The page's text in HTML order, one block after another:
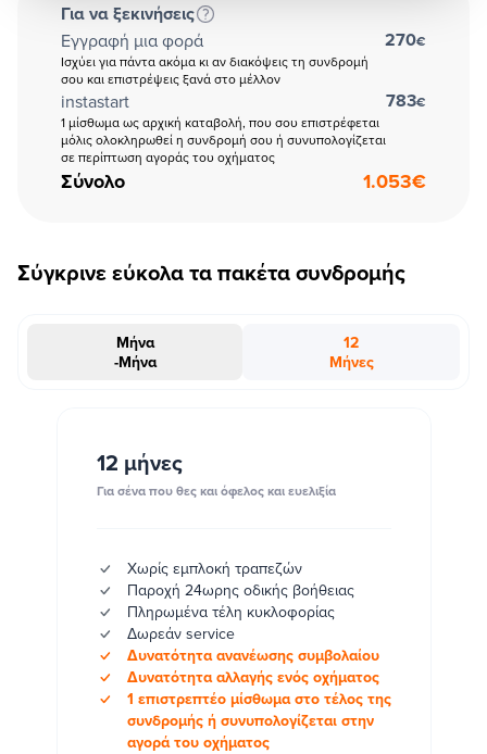
Για να ξεκινήσεις
Εγγραφή μια φορά
Ισχύει για πάντα ακόμα κι αν διακόψεις τη συνδρομή
σου και επιστρέψεις ξανά στο μέλλον
270€
instastart
1 μίσθωμα ως αρχική καταβολή, που σου επιστρέφεται
μόλις ολοκληρωθεί η συνδρομή σου ή συνυπολογίζεται
σε περίπτωση αγοράς του οχήματος
783€
Σύνολο 1.053€
Σύγκρινε εύκολα τα πακέτα συνδρομής
Μήνα
-Μήνα
12
Μήνες
12 μήνες
Για σένα που θες και όφελος και ευελιξία
Χωρίς εμπλοκή τραπεζών
Παροχή 24ωρης οδικής βοήθειας
Πληρωμένα τέλη κυκλοφορίας
Δωρεάν service
Δυνατότητα ανανέωσης συμβολαίου
Δυνατότητα αλλαγής ενός οχήματος
1 επιστρεπτέο μίσθωμα στο τέλος της
συνδρομής ή συνυπολογίζεται στην
αγορά του οχήματος